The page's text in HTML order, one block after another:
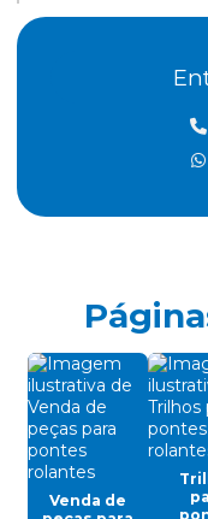
Cabo de aço para
Cabo de aço para
Cabo de aço para
Célula carga industrial
Célula de carga para
Chave fim de curso
Controle remoto para
Cortina de cabo ponte
Venda de